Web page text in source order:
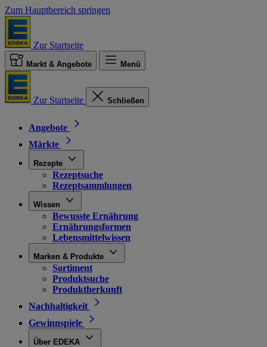
Zum Hauptbereich springen
Zur Startseite
Markt & Angebote Menü
Zur Startseite Schließen
Angebote
Märkte
Rezepte
Rezeptsuche
Rezeptsammlungen
Wissen
Bewusste Ernährung
Ernährungsformen
Lebensmittelwissen
Marken & Produkte
Sortiment
Produktsuche
Produktherkunft
Nachhaltigkeit
Gewinnspiele
Über EDEKA